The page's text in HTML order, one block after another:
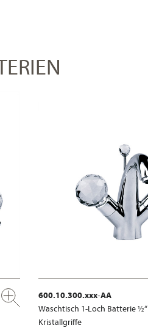
600.10.300.xxx-AA
Waschtisch 1-Loch Batterie ½“
Kristallgriffe